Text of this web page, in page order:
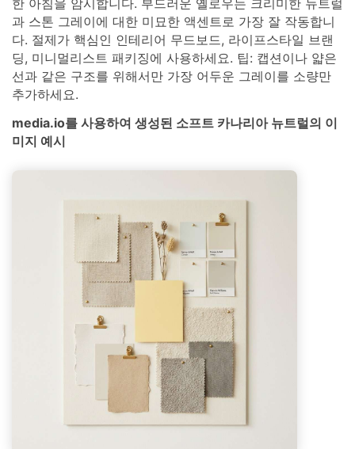
과 스톤 그레이에 대한 미묘한 액센트로 가장 잘 작동합니
다. 절제가 핵심인 인테리어 무드보드, 라이프스타일 브랜
딩, 미니멀리스트 패키징에 사용하세요. 팁: 캡션이나 얇은
선과 같은 구조를 위해서만 가장 어두운 그레이를 소량만
추가하세요.
media.io를 사용하여 생성된 소프트 카나리아 뉴트럴의 이
미지 예시